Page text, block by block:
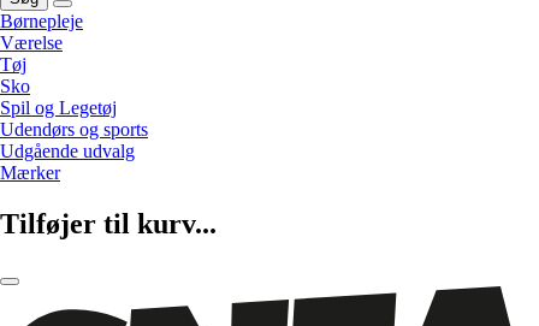
Børnepleje
Værelse
Tøj
Sko
Spil og Legetøj
Udendørs og sports
Udgående udvalg
Mærker
Tilføjer til kurv...